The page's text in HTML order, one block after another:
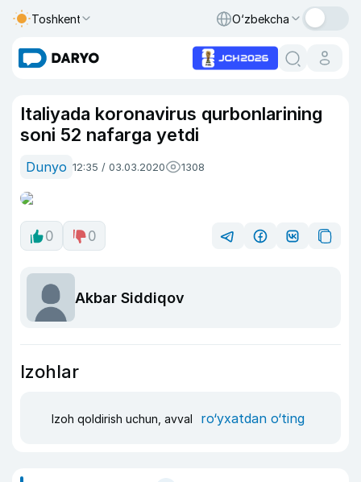
Toshkent O‘zbekcha
Italiyada koronavirus qurbonlarining
soni 52 nafarga yetdi
Dunyo 12:35 / 03.03.2020 1308
0 0
Akbar Siddiqov
Izohlar
Izoh qoldirish uchun, avval ro‘yxatdan o‘ting